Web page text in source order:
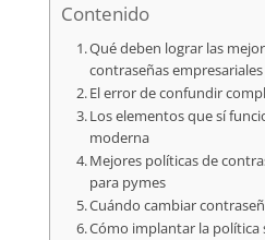
Contenido
Qué deben lograr las
contraseñas empresariales
El error de confundir
Los elementos que sí
moderna
Mejores políticas de
para pymes
Cuándo cambiar
Cómo implantar la política